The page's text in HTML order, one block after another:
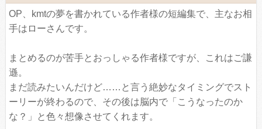
OP、kmtの夢を書かれている作者様の短編集で、主なお相
手はローさんです。
まとめるのが苦手とおっしゃる作者様ですが、これはご謙
遜。
まだ読みたいんだけど……と言う絶妙なタイミングでスト
ーリーが終わるので、その後は脳内で「こうなったのか
な？」と色々想像させてくれます。